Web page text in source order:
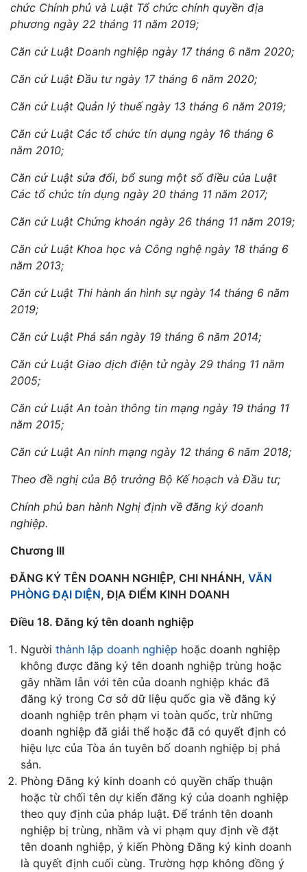
chức Chính phủ và Luật Tổ chức chính quyền địa
phương ngày 22 tháng 11 năm 2019;
Căn cứ Luật Doanh nghiệp ngày 17 tháng 6 năm 2020;
Căn cứ Luật Đầu tư ngày 17 tháng 6 năm 2020;
Căn cứ Luật Quản lý thuế ngày 13 tháng 6 năm 2019;
Căn cứ Luật Các tổ chức tín dụng ngày 16 tháng 6
năm 2010;
Căn cứ Luật sửa đổi, bổ sung một số điều của Luật
Các tổ chức tín dụng ngày 20 tháng 11 năm 2017;
Căn cứ Luật Chứng khoán ngày 26 tháng 11 năm 2019;
Căn cứ Luật Khoa học và Công nghệ ngày 18 tháng 6
năm 2013;
Căn cứ Luật Thi hành án hình sự ngày 14 tháng 6 năm
2019;
Căn cứ Luật Phá sản ngày 19 tháng 6 năm 2014;
Căn cứ Luật Giao dịch điện tử ngày 29 tháng 11 năm
2005;
Căn cứ Luật An toàn thông tin mạng ngày 19 tháng 11
năm 2015;
Căn cứ Luật An ninh mạng ngày 12 tháng 6 năm 2018;
Theo đề nghị của Bộ trưởng Bộ Kế hoạch và Đầu tư;
Chính phủ ban hành Nghị định về đăng ký doanh
nghiệp.
Chương III
ĐĂNG KÝ TÊN DOANH NGHIỆP, CHI NHÁNH, VĂN
PHÒNG ĐẠI DIỆN, ĐỊA ĐIỂM KINH DOANH
Điều 18. Đăng ký tên doanh nghiệp
Người thành lập doanh nghiệp hoặc doanh nghiệp
không được đăng ký tên doanh nghiệp trùng hoặc
gây nhầm lẫn với tên của doanh nghiệp khác đã
đăng ký trong Cơ sở dữ liệu quốc gia về đăng ký
doanh nghiệp trên phạm vi toàn quốc, trừ những
doanh nghiệp đã giải thể hoặc đã có quyết định có
hiệu lực của Tòa án tuyên bố doanh nghiệp bị phá
sản.
Phòng Đăng ký kinh doanh có quyền chấp thuận
hoặc từ chối tên dự kiến đăng ký của doanh nghiệp
theo quy định của pháp luật. Để tránh tên doanh
nghiệp bị trùng, nhầm và vi phạm quy định về đặt
tên doanh nghiệp, ý kiến Phòng Đăng ký kinh doanh
là quyết định cuối cùng. Trường hợp không đồng ý